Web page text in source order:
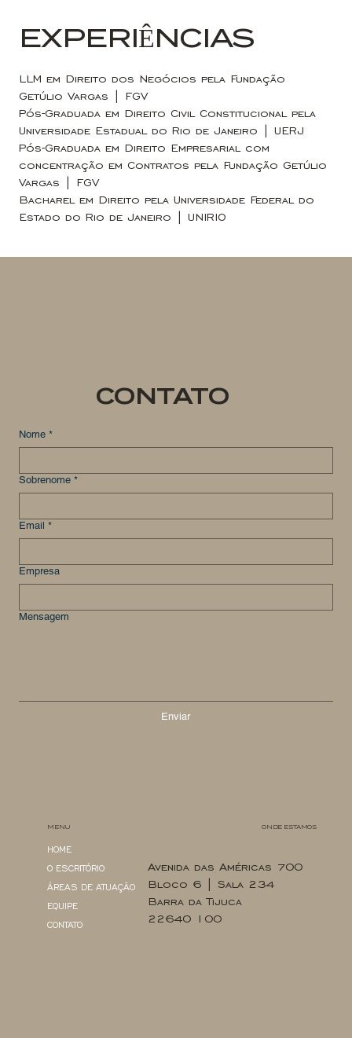
EXPERIÊNCIAS
LLM em Direito dos Negócios pela Fundação
Getúlio Vargas | FGV
Pós-Graduada em Direito Civil Constitucional pela
Universidade Estadual do Rio de Janeiro | UERJ
Pós-Graduada em Direito Empresarial com
concentração em Contratos pela Fundação Getúlio
Vargas | FGV
Bacharel em Direito pela Universidade Federal do
Estado do Rio de Janeiro | UNIRIO
CONTATO
Nome *
Sobrenome *
Email *
Empresa
Mensagem
Enviar
ONDE ESTAMOS
Avenida das Américas 700
Bloco 6 | Sala 234
Barra da Tijuca
22640 100
MENU
HOME
O ESCRITÓRIO
ÁREAS DE ATUAÇÃO
EQUIPE
CONTATO